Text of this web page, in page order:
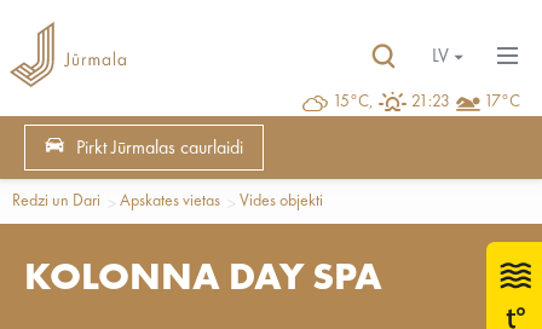
15°C, 21:23 17°C
LV
Pirkt Jūrmalas caurlaidi
Redzi un Dari Apskates vietas Vides objekti
KOLONNA DAY SPA